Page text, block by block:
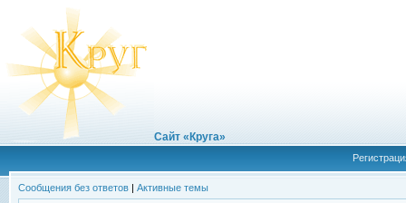
Сайт «Круга»
Сообщения без ответов | Активные темы